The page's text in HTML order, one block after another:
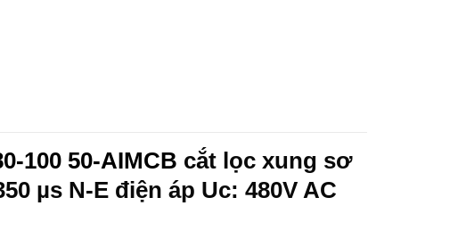
100 50-AIMCB cắt lọc xung sơ
µs N-E điện áp Uc: 480V AC